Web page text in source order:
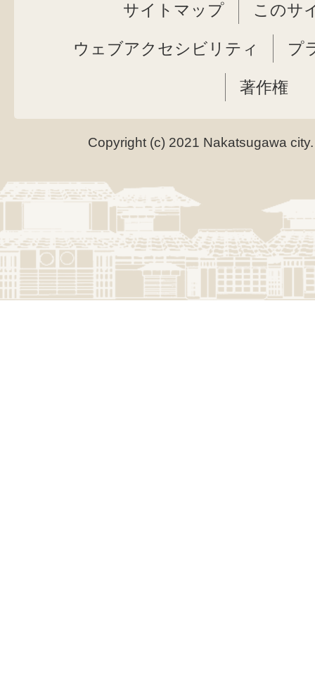
サイトマップ このサ
ウェブアクセシビリティ プ
著作権
Copyright (c) 2021 Nakatsugawa